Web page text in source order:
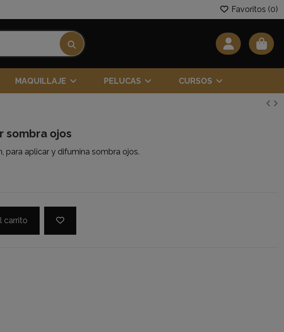
Favoritos (0)
MAQUILLAJE PELUCAS CURSOS
sombra ojos
para aplicar y difumina sombra ojos.
carrito